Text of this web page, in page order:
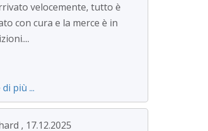
velocemente, tutto è
con cura e la merce è in
più ...
, 17.12.2025